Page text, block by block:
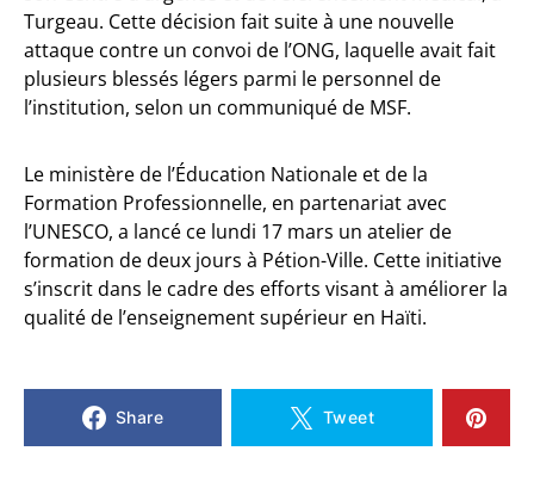
Turgeau. Cette décision fait suite à une nouvelle
attaque contre un convoi de l’ONG, laquelle avait fait
plusieurs blessés légers parmi le personnel de
l’institution, selon un communiqué de MSF.
Le ministère de l’Éducation Nationale et de la
Formation Professionnelle, en partenariat avec
l’UNESCO, a lancé ce lundi 17 mars un atelier de
formation de deux jours à Pétion-Ville. Cette initiative
s’inscrit dans le cadre des efforts visant à améliorer la
qualité de l’enseignement supérieur en Haïti.
Share Tweet